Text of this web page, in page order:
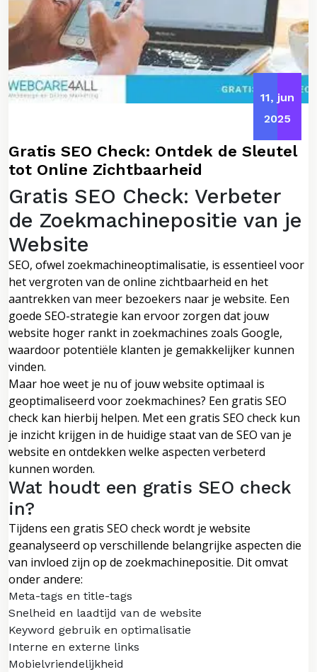
11, jun
2025
Gratis SEO Check: Ontdek de Sleutel
tot Online Zichtbaarheid
Gratis SEO Check: Verbeter
de Zoekmachinepositie van je
Website
SEO, ofwel zoekmachineoptimalisatie, is essentieel voor
het vergroten van de online zichtbaarheid en het
aantrekken van meer bezoekers naar je website. Een
goede SEO-strategie kan ervoor zorgen dat jouw
website hoger rankt in zoekmachines zoals Google,
waardoor potentiële klanten je gemakkelijker kunnen
vinden.
Maar hoe weet je nu of jouw website optimaal is
geoptimaliseerd voor zoekmachines? Een gratis SEO
check kan hierbij helpen. Met een gratis SEO check kun
je inzicht krijgen in de huidige staat van de SEO van je
website en ontdekken welke aspecten verbeterd
kunnen worden.
Wat houdt een gratis SEO check
in?
Tijdens een gratis SEO check wordt je website
geanalyseerd op verschillende belangrijke aspecten die
van invloed zijn op de zoekmachinepositie. Dit omvat
onder andere:
Meta-tags en title-tags
Snelheid en laadtijd van de website
Keyword gebruik en optimalisatie
Interne en externe links
Mobielvriendelijkheid